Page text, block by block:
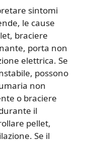
sintomi
le cause
braciere
porta non
elettrica. Se
possono
non
o braciere
il
pellet,
Se il